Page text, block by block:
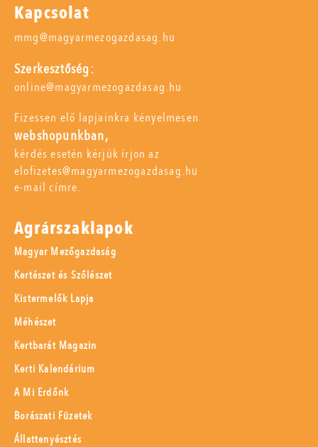
Kapcsolat
mmg@magyarmezogazdasag.hu
Szerkesztőség:
online@magyarmezogazdasag.hu
Fizessen elő lapjainkra kényelmesen
webshopunkban,
kérdés esetén kérjük írjon az
elofizetes@magyarmezogazdasag.hu
e-mail címre.
Agrárszaklapok
Magyar Mezőgazdaság
Kertészet és Szőlészet
Kistermelők Lapja
Méhészet
Kertbarát Magazin
Kerti Kalendárium
A Mi Erdőnk
Borászati Füzetek
Állattenyésztés